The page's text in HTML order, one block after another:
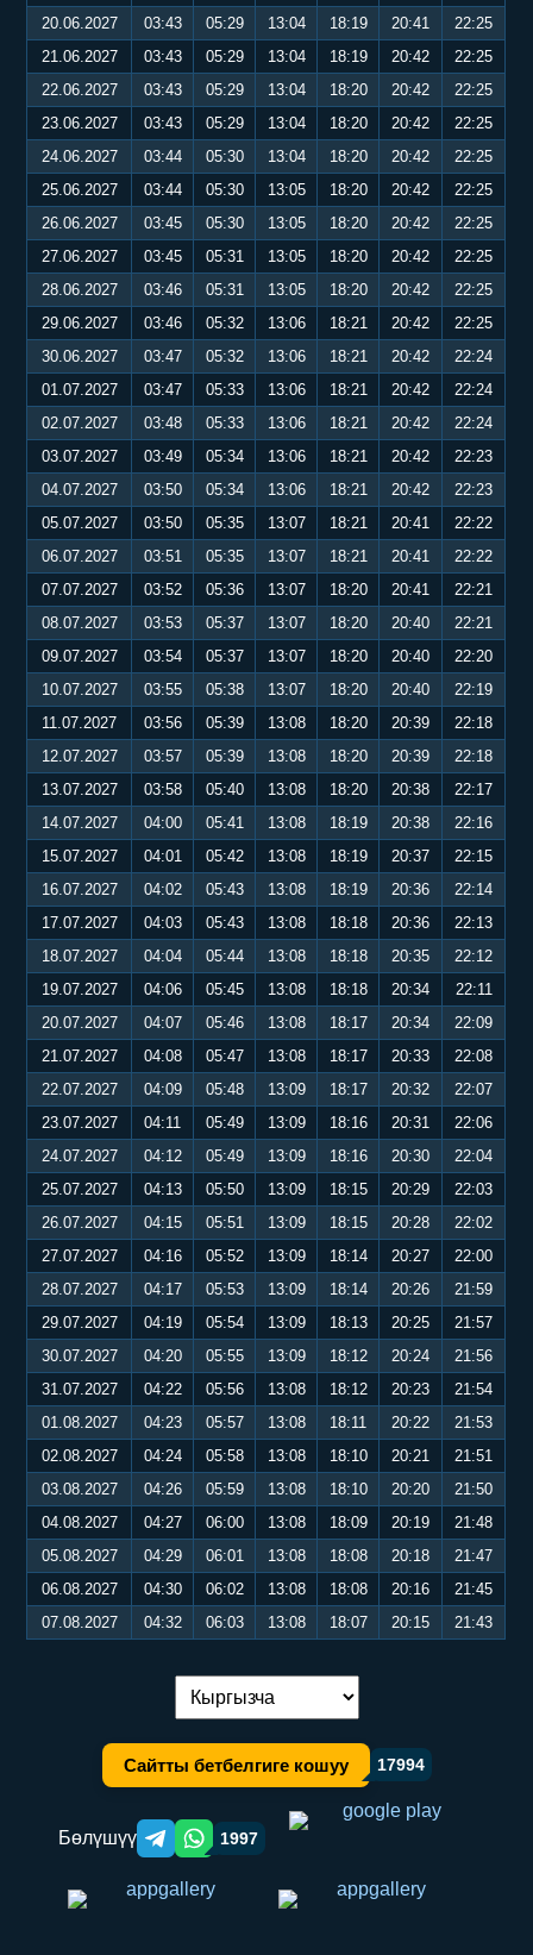
20.06.2027
03:43 05:29 13:04 18:19 20:41
22:25
21.06.2027
03:43 05:29 13:04 18:19 20:42
22:25
22.06.2027
03:43 05:29 13:04 18:20 20:42
22:25
23.06.2027
03:43 05:29 13:04 18:20 20:42
22:25
24.06.2027
03:44 05:30 13:04 18:20 20:42
22:25
25.06.2027
03:44 05:30 13:05 18:20 20:42
22:25
26.06.2027
03:45 05:30 13:05 18:20 20:42
22:25
27.06.2027
03:45 05:31 13:05 18:20 20:42
22:25
28.06.2027
03:46 05:31 13:05 18:20 20:42
22:25
29.06.2027
03:46 05:32 13:06 18:21 20:42
22:25
30.06.2027
03:47 05:32 13:06 18:21 20:42
22:24
01.07.2027
03:47 05:33 13:06 18:21 20:42
22:24
02.07.2027
03:48 05:33 13:06 18:21 20:42
22:24
03.07.2027
03:49 05:34 13:06 18:21 20:42
22:23
04.07.2027
03:50 05:34 13:06 18:21 20:42
22:23
05.07.2027
03:50 05:35 13:07 18:21 20:41
22:22
06.07.2027
03:51 05:35 13:07 18:21 20:41
22:22
07.07.2027
03:52 05:36 13:07 18:20 20:41
22:21
08.07.2027
03:53 05:37 13:07 18:20 20:40
22:21
09.07.2027
03:54 05:37 13:07 18:20 20:40
22:20
10.07.2027
03:55 05:38 13:07 18:20 20:40
22:19
11.07.2027
03:56 05:39 13:08 18:20 20:39
22:18
12.07.2027
03:57 05:39 13:08 18:20 20:39
22:18
13.07.2027
03:58 05:40 13:08 18:20 20:38
22:17
14.07.2027
04:00 05:41 13:08 18:19 20:38
22:16
15.07.2027
04:01 05:42 13:08 18:19 20:37
22:15
16.07.2027
04:02 05:43 13:08 18:19 20:36
22:14
17.07.2027
04:03 05:43 13:08 18:18 20:36
22:13
18.07.2027
04:04 05:44 13:08 18:18 20:35
22:12
19.07.2027
04:06 05:45 13:08 18:18 20:34
22:11
20.07.2027
04:07 05:46 13:08 18:17 20:34
22:09
21.07.2027
04:08 05:47 13:08 18:17 20:33
22:08
22.07.2027
04:09 05:48 13:09 18:17 20:32
22:07
23.07.2027
04:11 05:49 13:09 18:16 20:31
22:06
24.07.2027
04:12 05:49 13:09 18:16 20:30
22:04
25.07.2027
04:13 05:50 13:09 18:15 20:29
22:03
26.07.2027
04:15 05:51 13:09 18:15 20:28
22:02
27.07.2027
04:16 05:52 13:09 18:14 20:27
22:00
28.07.2027
04:17 05:53 13:09 18:14 20:26
21:59
29.07.2027
04:19 05:54 13:09 18:13 20:25
21:57
30.07.2027
04:20 05:55 13:09 18:12 20:24
21:56
31.07.2027
04:22 05:56 13:08 18:12 20:23
21:54
01.08.2027
04:23 05:57 13:08 18:11 20:22
21:53
02.08.2027
04:24 05:58 13:08 18:10 20:21
21:51
03.08.2027
04:26 05:59 13:08 18:10 20:20
21:50
04.08.2027
04:27 06:00 13:08 18:09 20:19
21:48
05.08.2027
04:29 06:01 13:08 18:08 20:18
21:47
06.08.2027
04:30 06:02 13:08 18:08 20:16
21:45
07.08.2027
04:32 06:03 13:08 18:07 20:15 21:43
Тилди алмаштыруу:
Сайтты бетбелгиге кошуу 17994
Бөлүшүү Telegram orqali ulashish
WhatsApp orqali ulashish
1997